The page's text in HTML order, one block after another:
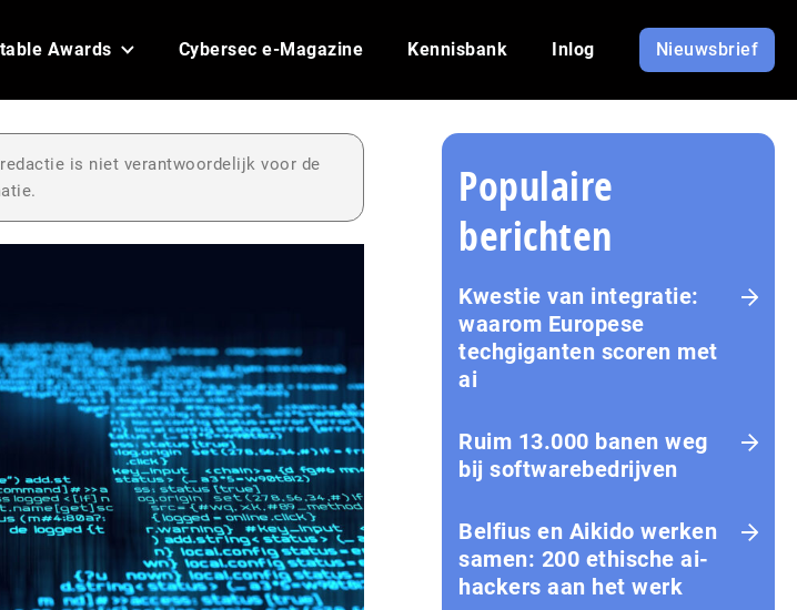
Awards Cybersec e-Magazine Kennisbank Inlog Nieuwsbrief
is niet verantwoordelijk voor de
Populaire
berichten
Kwestie van integratie:
waarom Europese
techgiganten scoren met
ai
Ruim 13.000 banen weg
bij softwarebedrijven
Belfius en Aikido werken
samen: 200 ethische ai-
hackers aan het werk